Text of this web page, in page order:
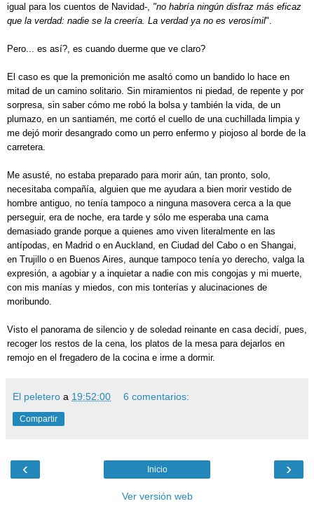
igual para los cuentos de Navidad-, "no habría ningún disfraz más eficaz
que la verdad: nadie se la creería. La verdad ya no es verosímil".
Pero... es así?, es cuando duerme que ve claro?
El caso es que la premonición me asaltó como un bandido lo hace en
mitad de un camino solitario. Sin miramientos ni piedad, de repente y por
sorpresa, sin saber cómo me robó la bolsa y también la vida, de un
plumazo, en un santiamén, me cortó el cuello de una cuchillada limpia y
me dejó morir desangrado como un perro enfermo y piojoso al borde de la
carretera.
Me asusté, no estaba preparado para morir aún, tan pronto, solo,
necesitaba compañía, alguien que me ayudara a bien morir vestido de
hombre antiguo, no tenía tampoco a ninguna masovera cerca a la que
perseguir, era de noche, era tarde y sólo me esperaba una cama
demasiado grande porque a quienes amo viven literalmente en las
antípodas, en Madrid o en Auckland, en Ciudad del Cabo o en Shangai,
en Trujillo o en Buenos Aires, aunque tampoco tenía yo derecho, valga la
expresión, a agobiar y a inquietar a nadie con mis congojas y mi muerte,
con mis manías y miedos, con mis tonterías y alucinaciones de
moribundo.
Visto el panorama de silencio y de soledad reinante en casa decidí, pues,
recoger los restos de la cena, los platos de la mesa para dejarlos en
remojo en el fregadero de la cocina e irme a dormir.
El peletero a 19:52:00 6 comentarios:
Compartir
‹ ›
Inicio
Ver versión web